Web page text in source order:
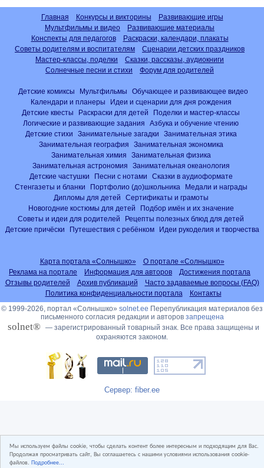
Мы используем файлы cookie, чтобы сделать контент более интересным и подходящим для Вас.
Продолжая просматривать сайт, Вы соглашаетесь с нашими условиями использования cookie-
файлов. Подробнее...
Главная Конкурсы и викторины
Развивающие игры
Мультфильмы и видео
Развивающие материалы
Конспекты для педагогов
Раскраски, календари, плакаты
Советы родителям и воспитателям
Сценарии детских праздников
Мастер-классы, поделки
Сказки, рассказы, аудиокниги
Солнечные песни и стихи
Форум для родителей
Детские комиксы Мультфильмы
Обучающее и развивающее видео
Календари и планеры
Идеи и сценарии для дня рождения
Детские квесты
Раскраски для детей
Поделки и мастер-классы
Логические и развивающие задания
Азбука и обучение чтению
Детские стихи
Занимательные загадки
Занимательная этика
Занимательная география
Занимательная экономика
Занимательная химия
Занимательная физика
Занимательная астрономия
Занимательная океанология
Детские частушки
Песни с нотами
Сказки в аудиоформате
Стенгазеты и бланки
Портфолио (до)школьника
Медали и награды
Дипломы для детей
Сертификаты и грамоты
Новогодние костюмы для детей
Подбор имён и их значение
Советы и идеи для родителей
Рецепты полезных блюд для детей
Детские причёски
Путешествия с ребёнком Идеи рукоделия и творчества
Карта портала «Солнышко»
О портале «Солнышко»
Реклама на портале
Информация для авторов
Достижения портала
Отзывы родителей
Архив публикаций
Часто задаваемые вопросы (FAQ)
Политика конфиденциальности портала
Контакты
© 1999-2026, портал «Солнышко» solnet.ee Перепубликация материалов без
письменного согласия редакции и авторов запрещена
solnet® — зарегистрированный товарный знак. Все права защищены и
охраняются законом.
Сервер: fiber.ee